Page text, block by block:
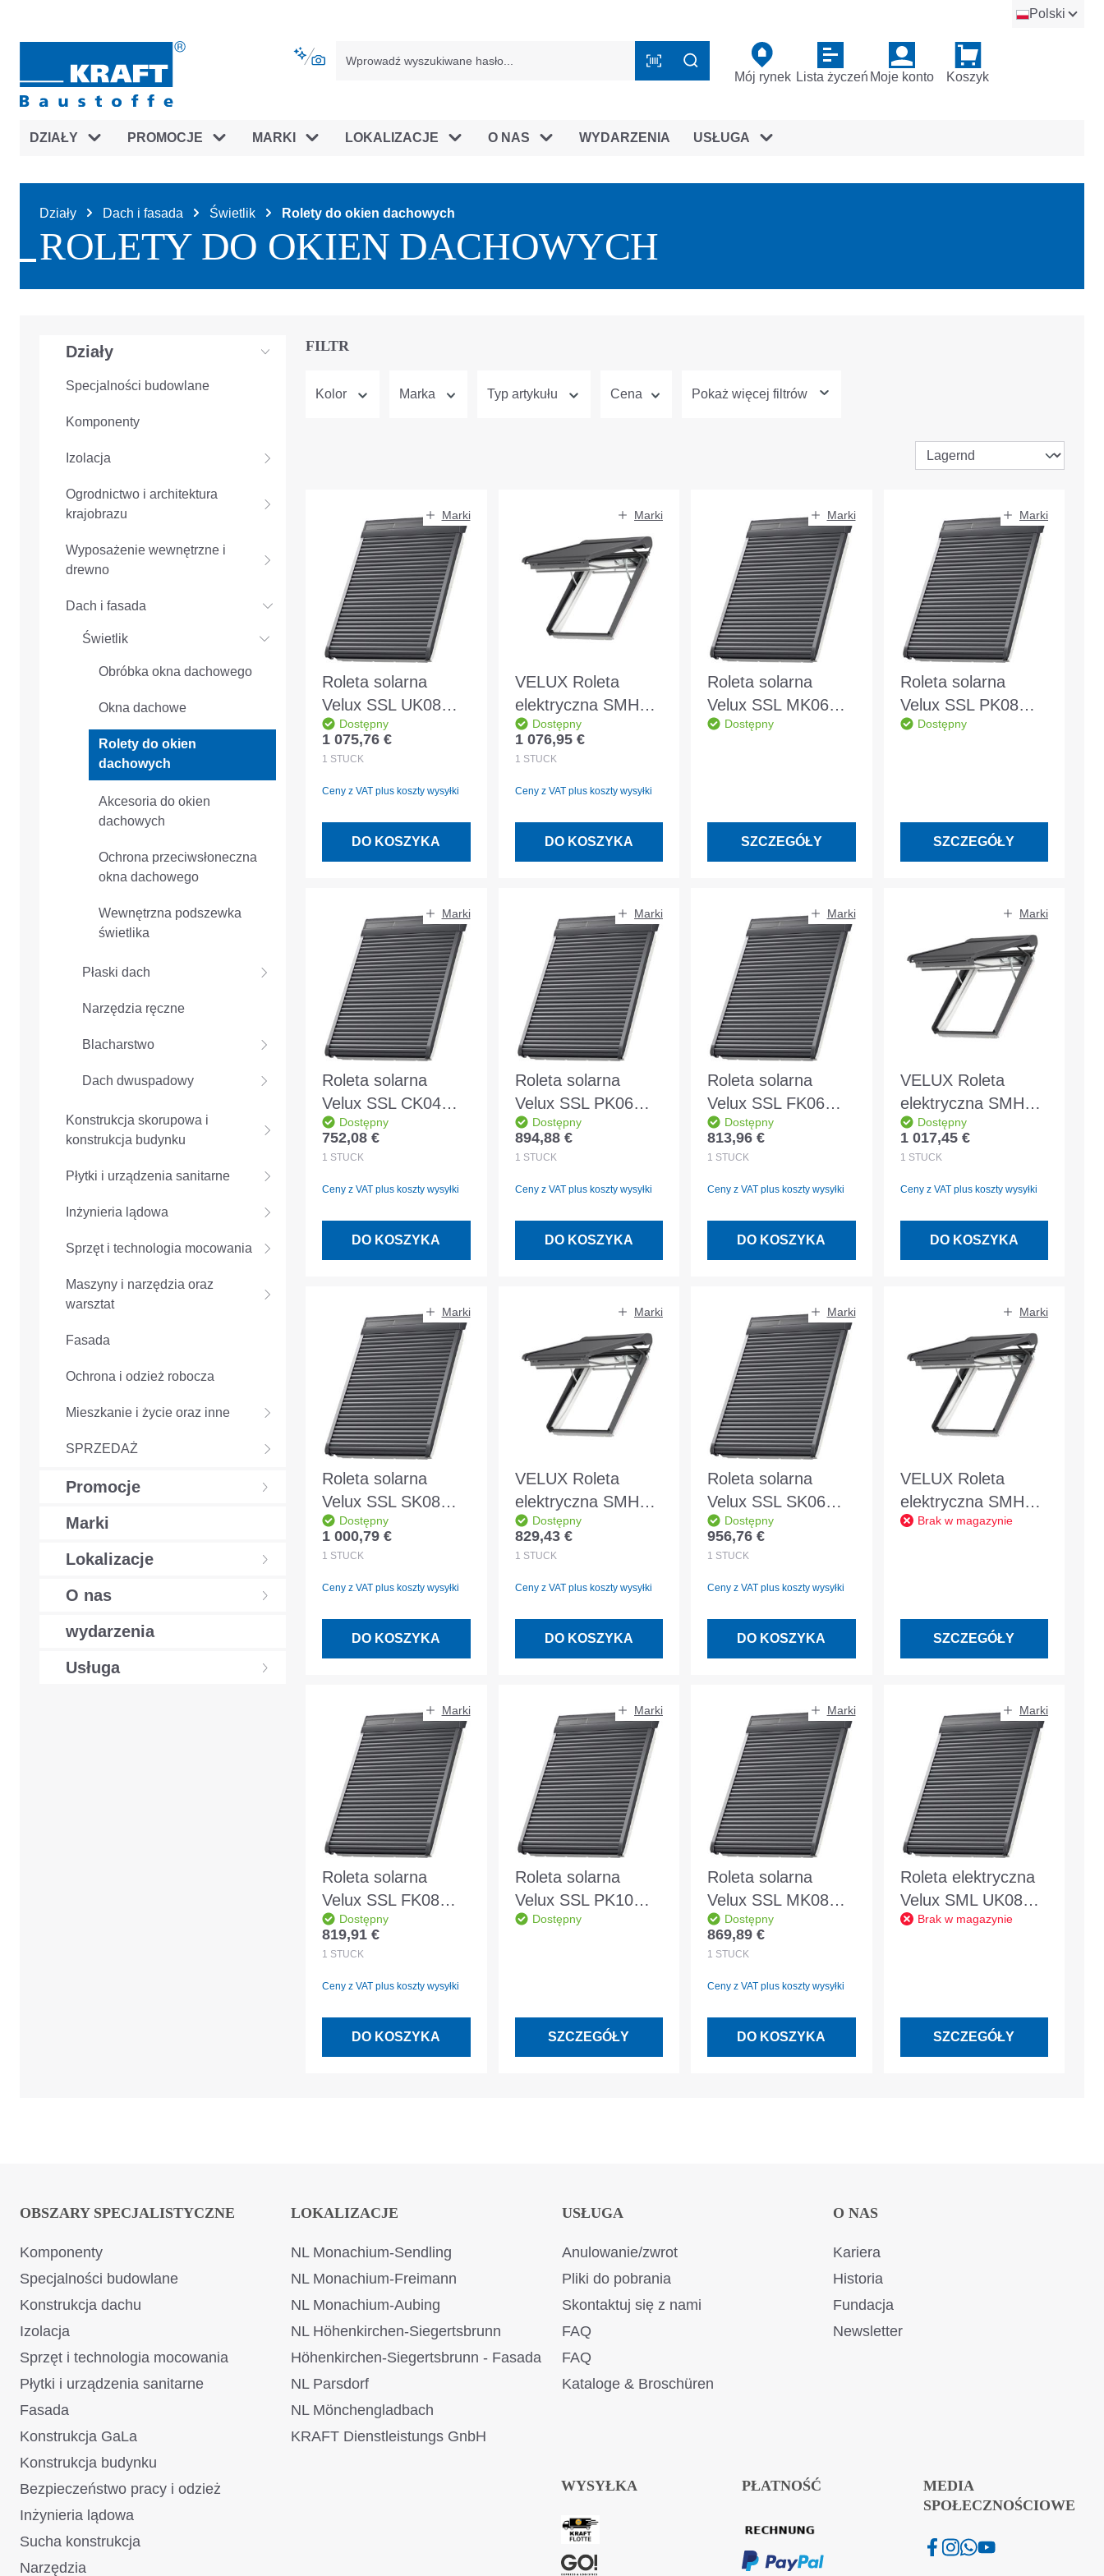
Polski
Mój rynek Lista życzeń Moje konto Koszyk
DZIAŁY PROMOCJE MARKI LOKALIZACJE O NAS WYDARZENIA USŁUGA
Działy Dach i fasada Świetlik Rolety do okien dachowych
ROLETY DO OKIEN DACHOWYCH
Działy
Specjalności budowlane
Komponenty
Izolacja
Ogrodnictwo i architektura
krajobrazu
Wyposażenie wewnętrzne i
drewno
Dach i fasada
Świetlik
Obróbka okna dachowego
Okna dachowe
Rolety do okien
dachowych
Akcesoria do okien
dachowych
Ochrona przeciwsłoneczna
okna dachowego
Wewnętrzna podszewka
świetlika
Płaski dach
Narzędzia ręczne
Blacharstwo
Dach dwuspadowy
Konstrukcja skorupowa i
konstrukcja budynku
Płytki i urządzenia sanitarne
Inżynieria lądowa
Sprzęt i technologia mocowania
Maszyny i narzędzia oraz
warsztat
Fasada
Ochrona i odzież robocza
Mieszkanie i życie oraz inne
SPRZEDAŻ
Promocje
Marki
Lokalizacje
O nas
wydarzenia
Usługa
FILTR
Kolor Marka Typ artykułu Cena Pokaż więcej filtrów
Marki
Roleta solarna
Velux SSL UK08
0000S aluminiowa
ciemnoszara
Dostępny
Cena regularna:
1 075,76 €
1 STÜCK
Ceny z VAT plus koszty wysyłki
DO KOSZYKA
Marki
VELUX Roleta
elektryczna SMH
SK08 0000S
Aluminiowa
Dostępny
Cena regularna:
1 076,95 €
1 STÜCK
Ceny z VAT plus koszty wysyłki
DO KOSZYKA
Marki
Roleta solarna
Velux SSL MK06
0000S aluminiowa
Dostępny
SZCZEGÓŁY
Marki
Roleta solarna
Velux SSL PK08
0000S aluminiowa
Dostępny
SZCZEGÓŁY
Marki
Roleta solarna
Velux SSL CK04
0000S aluminiowa
ciemnoszara
Dostępny
Cena regularna:
752,08 €
1 STÜCK
Ceny z VAT plus koszty wysyłki
DO KOSZYKA
Marki
Roleta solarna
Velux SSL PK06
0000S aluminiowa
ciemnoszara
Dostępny
Cena regularna:
894,88 €
1 STÜCK
Ceny z VAT plus koszty wysyłki
DO KOSZYKA
Marki
Roleta solarna
Velux SSL FK06
0000S aluminiowa
ciemnoszara
Dostępny
Cena regularna:
813,96 €
1 STÜCK
Ceny z VAT plus koszty wysyłki
DO KOSZYKA
Marki
VELUX Roleta
elektryczna SMH
SK06 0000S
Aluminiowa
Dostępny
Cena regularna:
1 017,45 €
1 STÜCK
Ceny z VAT plus koszty wysyłki
DO KOSZYKA
Marki
Roleta solarna
Velux SSL SK08
0000S aluminiowa
ciemnoszara
Dostępny
Cena regularna:
1 000,79 €
1 STÜCK
Ceny z VAT plus koszty wysyłki
DO KOSZYKA
Marki
VELUX Roleta
elektryczna SMH
FK08 0000S
Aluminiowa
Dostępny
Cena regularna:
829,43 €
1 STÜCK
Ceny z VAT plus koszty wysyłki
DO KOSZYKA
Marki
Roleta solarna
Velux SSL SK06
0000S aluminiowa
ciemnoszara
Dostępny
Cena regularna:
956,76 €
1 STÜCK
Ceny z VAT plus koszty wysyłki
DO KOSZYKA
Marki
VELUX Roleta
elektryczna SMH
FK06 0000S
Brak w magazynie
SZCZEGÓŁY
Marki
Roleta solarna
Velux SSL FK08
0000S aluminiowa
ciemnoszara
Dostępny
Cena regularna:
819,91 €
1 STÜCK
Ceny z VAT plus koszty wysyłki
DO KOSZYKA
Marki
Roleta solarna
Velux SSL PK10
0000S aluminiowa
Dostępny
SZCZEGÓŁY
Marki
Roleta solarna
Velux SSL MK08
0000S aluminiowa
ciemnoszara
Dostępny
Cena regularna:
869,89 €
1 STÜCK
Ceny z VAT plus koszty wysyłki
DO KOSZYKA
Marki
Roleta elektryczna
Velux SML UK08
0000S aluminiowa
Brak w magazynie
SZCZEGÓŁY
OBSZARY SPECJALISTYCZNE
Komponenty
Specjalności budowlane
Konstrukcja dachu
Izolacja
Sprzęt i technologia mocowania
Płytki i urządzenia sanitarne
Fasada
Konstrukcja GaLa
Konstrukcja budynku
Bezpieczeństwo pracy i odzież
Inżynieria lądowa
Sucha konstrukcja
Narzędzia
LOKALIZACJE
NL Monachium-Sendling
NL Monachium-Freimann
NL Monachium-Aubing
NL Höhenkirchen-Siegertsbrunn
Höhenkirchen-Siegertsbrunn - Fasada
NL Parsdorf
NL Mönchengladbach
KRAFT Dienstleistungs GnbH
USŁUGA
Anulowanie/zwrot
Pliki do pobrania
Skontaktuj się z nami
FAQ
FAQ
Kataloge & Broschüren
O NAS
Kariera
Historia
Fundacja
Newsletter
WYSYŁKA PŁATNOŚĆ
MEDIA
SPOŁECZNOŚCIOWE